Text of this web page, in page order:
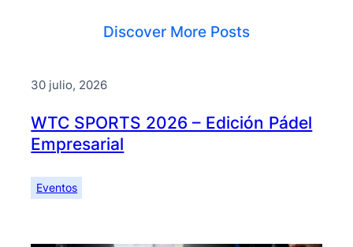
Discover More Posts
30 julio, 2026
WTC SPORTS 2026 – Edición Pádel
Empresarial
Eventos